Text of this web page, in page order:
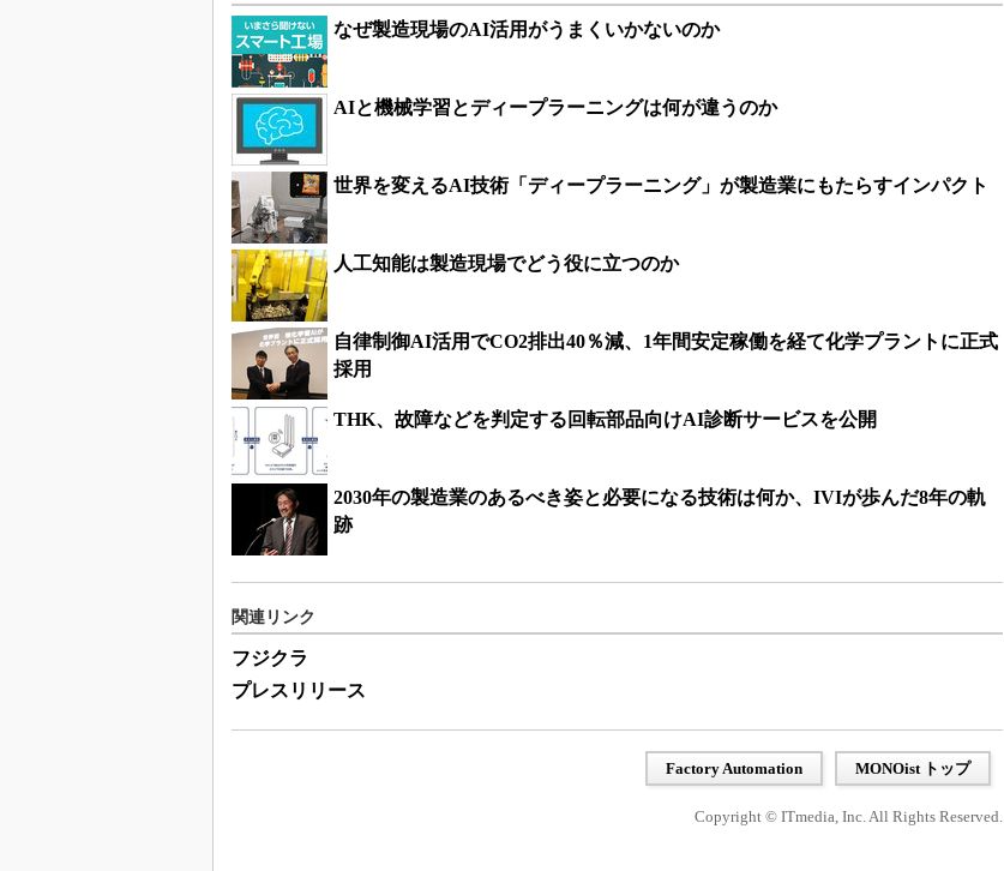
なぜ製造現場のAI活用がうまくいかないのか
AIと機械学習とディープラーニングは何が違うのか
世界を変えるAI技術「ディープラーニング」が製造業にもたらすインパクト
人工知能は製造現場でどう役に立つのか
自律制御AI活用でCO2排出40％減、1年間安定稼働を経て化学プラントに正式
採用
THK、故障などを判定する回転部品向けAI診断サービスを公開
2030年の製造業のあるべき姿と必要になる技術は何か、IVIが歩んだ8年の軌
跡
関連リンク
フジクラ
プレスリリース
Factory Automation MONOist トップ
Copyright © ITmedia, Inc. All Rights Reserved.